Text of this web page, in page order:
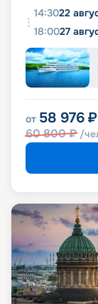
14:3022
18:0027
от 58 976 ₽
60 800₽ /